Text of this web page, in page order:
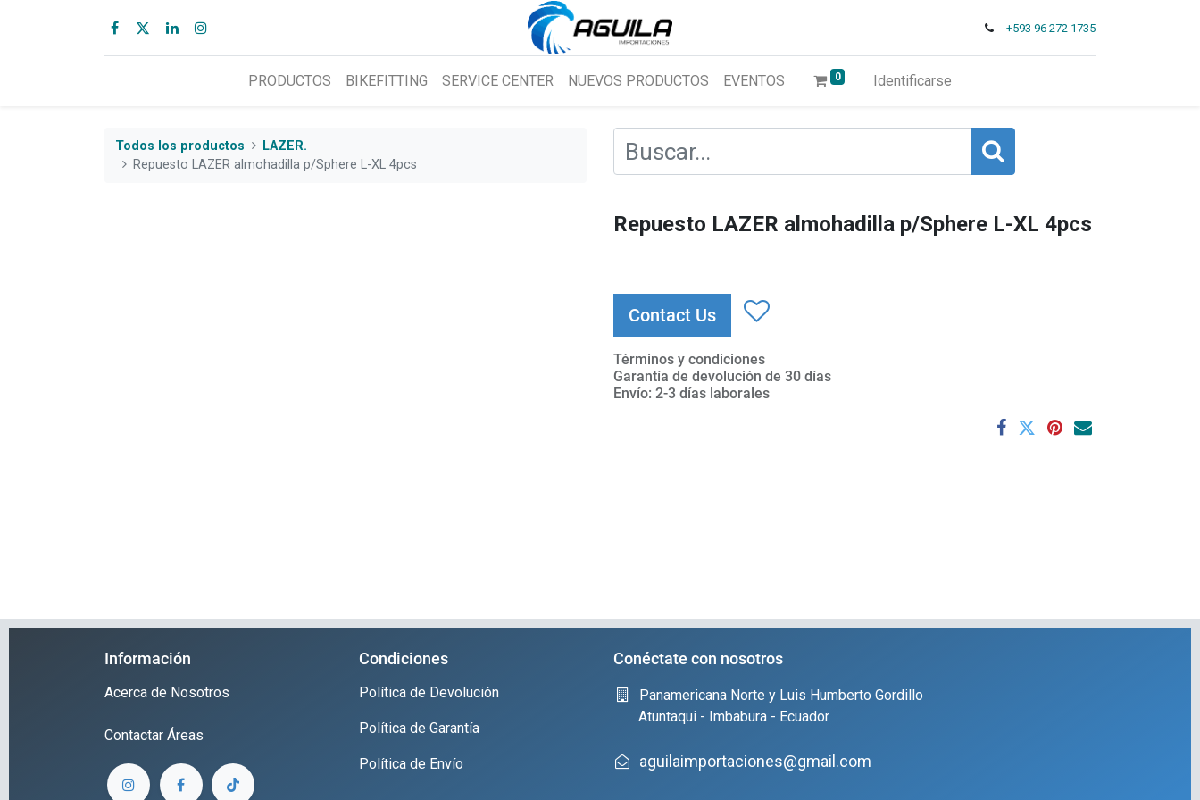
+593 96 272 1735
PRODUCTOS BIKEFITTING SERVICE CENTER NUEVOS PRODUCTOS EVENTOS 0 Identificarse
Todos los productos
LAZER.
Repuesto LAZER almohadilla p/Sphere L-XL 4pcs
Repuesto LAZER almohadilla p/Sphere L-XL 4pcs
Contact Us
Términos y condiciones
Garantía de devolución de 30 días
Envío: 2-3 días laborales
Información
Acerca de Nosotros
Contactar Áreas
Condiciones
Política de Devolución
Política de Garantía
Política de Envío
Conéctate con nosotros
Panamericana Norte y Luis Humberto Gordillo
Atuntaqui - Imbabura - Ecuador
aguilaimportaciones@gmail.com